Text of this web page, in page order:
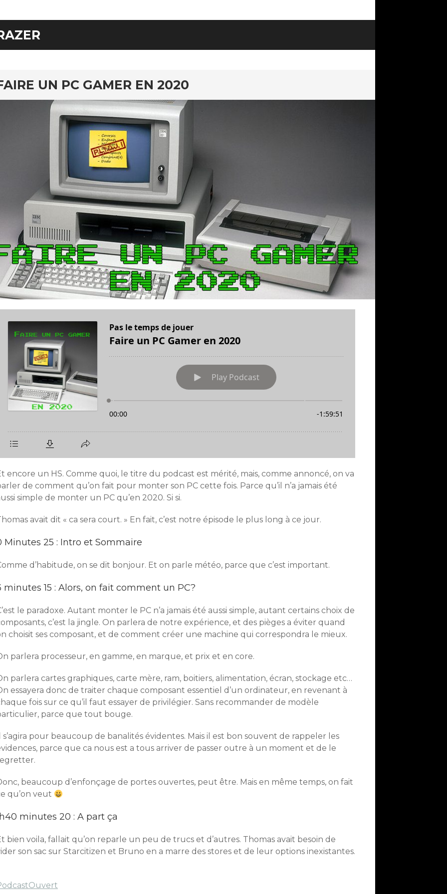
UN PC GAMER EN 2020
encore un HS. Comme quoi, le titre du podcast est mérité, mais, comme annoncé, on va
de comment qu’on fait pour monter son PC cette fois. Parce qu’il n’a jamais été
simple de monter un PC qu’en 2020. Si si.
avait dit « ca sera court. » En fait, c’est notre épisode le plus long à ce jour.
Minutes 25 : Intro et Sommaire
d’habitude, on se dit bonjour. Et on parle météo, parce que c’est important.
minutes 15 : Alors, on fait comment un PC?
le paradoxe. Autant monter le PC n’a jamais été aussi simple, autant certains choix de
c’est la jingle. On parlera de notre expérience, et des pièges a éviter quand
choisit ses composant, et de comment créer une machine qui correspondra le mieux.
parlera processeur, en gamme, en marque, et prix et en core.
parlera cartes graphiques, carte mère, ram, boitiers, alimentation, écran, stockage etc…
essayera donc de traiter chaque composant essentiel d’un ordinateur, en revenant à
fois sur ce qu’il faut essayer de privilégier. Sans recommander de modèle
parce que tout bouge.
s’agira pour beaucoup de banalités évidentes. Mais il est bon souvent de rappeler les
parce que ca nous est a tous arriver de passer outre à un moment et de le
beaucoup d’enfonçage de portes ouvertes, peut être. Mais en même temps, on fait
qu’on veut
minutes 20 : A part ça
bien voila, fallait qu’on reparle un peu de trucs et d’autres. Thomas avait besoin de
son sac sur Starcitizen et Bruno en a marre des stores et de leur options inexistantes.